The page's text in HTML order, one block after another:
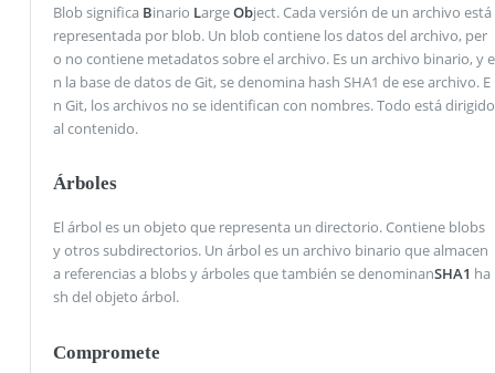
Blob significa Binario LargeObject. Cada versión de un archivo está
representada por blob. Un blob contiene los datos del archivo, per
o no contiene metadatos sobre el archivo. Es un archivo binario, y e
n la base de datos de Git, se denomina hash SHA1 de ese archivo. E
n Git, los archivos no se identifican con nombres. Todo está dirigido
al contenido.
Árboles
El árbol es un objeto que representa un directorio. Contiene blobs
y otros subdirectorios. Un árbol es un archivo binario que almacen
a referencias a blobs y árboles que también se denominanSHA1 ha
sh del objeto árbol.
Compromete